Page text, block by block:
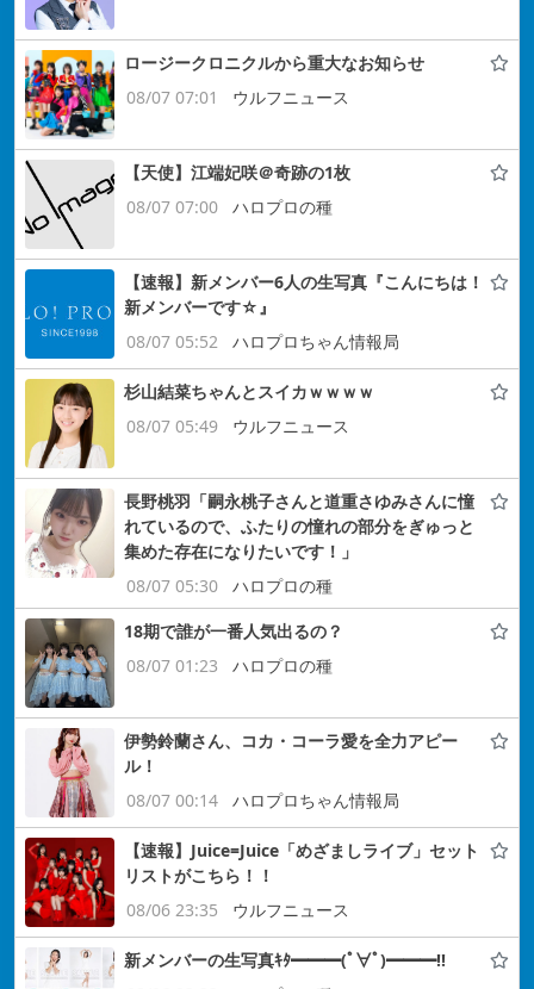
ロージークロニクルから重大なお知らせ
08/07 07:01
ウルフニュース
【天使】江端妃咲＠奇跡の1枚
08/07 07:00
ハロプロの種
【速報】新メンバー6人の生写真『こんにちは！
新メンバーです☆』
08/07 05:52
ハロプロちゃん情報局
杉山結菜ちゃんとスイカｗｗｗｗ
08/07 05:49
ウルフニュース
長野桃羽「嗣永桃子さんと道重さゆみさんに憧
れているので、ふたりの憧れの部分をぎゅっと
集めた存在になりたいです！」
08/07 05:30
ハロプロの種
18期で誰が一番人気出るの？
08/07 01:23
ハロプロの種
伊勢鈴蘭さん、コカ・コーラ愛を全力アピー
ル！
08/07 00:14
ハロプロちゃん情報局
【速報】Juice=Juice「めざましライブ」セット
リストがこちら！！
08/06 23:35
ウルフニュース
新メンバーの生写真ｷﾀ━━━(ﾟ∀ﾟ)━━━!!